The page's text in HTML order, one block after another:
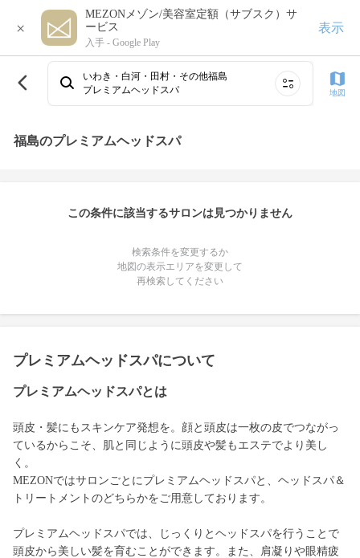
×
MEZONメゾン/美容室定額（サブスク）サ
ービス
入手 - Google Play
表示
いわき・白河・田村・その他福島
プレミアムヘッドスパ
地図
福島のプレミアムヘッドスパ
この条件に該当するサロンは見つかりません
検索条件を変更するか
地図の表示エリアを変更して
再検索してください
プレミアムヘッドスパについて
プレミアムヘッドスパとは
頭皮・髪にもスキンケア発想を。顔と頭皮は一枚の皮でつながっ
ているからこそ、肌と同じように頭皮や髪もエステでより美し
く。
MEZONではサロンごとにプレミアムヘッドスパと、ヘッドスパ＆
トリートメントのどちらかをご用意しております。
プレミアムヘッドスパでは、じっくりとヘッドスパを行うことで
頭皮から美しい髪を育むことができます。また、肩凝りや眼精疲